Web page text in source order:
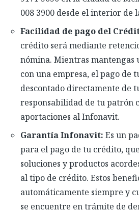
008 3900 desde el interior de
Facilidad de pago del
crédito será mediante
nómina. Mientras mantengas
con una empresa, el pago de
descontado directamente de
responsabilidad de tu patrón
aportaciones al Infonavit.
Garantía Infonavit: Es un
para el pago de tu crédito, que
soluciones y productos
al tipo de crédito. Estos
automáticamente siempre y
se encuentre en trámite de